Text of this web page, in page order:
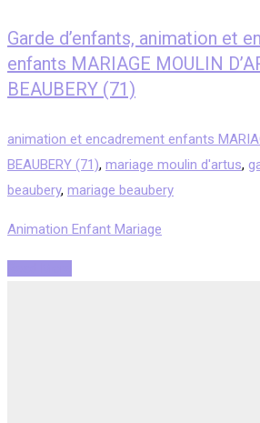
Garde d’enfants, animation et
enfants MARIAGE MOULIN
BEAUBERY (71)
animation et encadrement enfants
BEAUBERY (71), mariage moulin d'artus,
beaubery, mariage beaubery
Animation Enfant Mariage